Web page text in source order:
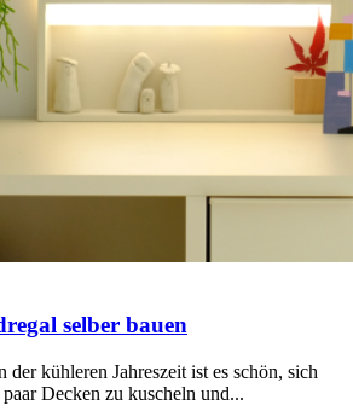
selber bauen
der kühleren Jahreszeit ist es schön, sich
Decken zu kuscheln und...